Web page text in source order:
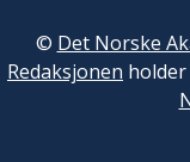
© Det Norske
Redaksjonen